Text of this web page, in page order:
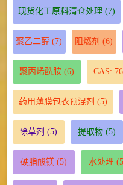
现货化工原料清仓处理 (7)
聚乙二醇 (7) 阻燃剂 (6)
聚丙烯酰胺(6) CAS:
药用薄膜包衣预混剂 (5)
除草剂 (5) 提取物(5)
硬脂酸镁(5) 水处理